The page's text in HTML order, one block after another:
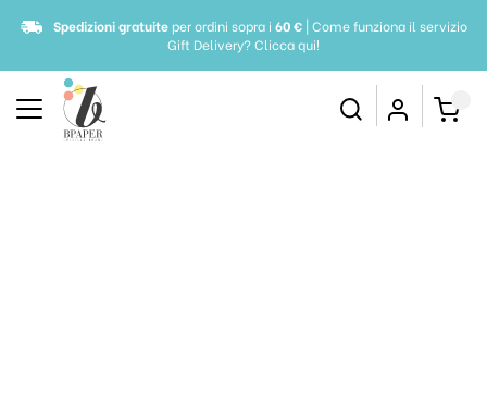
Spedizioni gratuiteper ordini sopra i 60 €| Come funziona il servizio
Gift Delivery?Clicca qui!